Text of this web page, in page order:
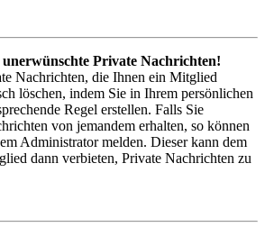
Private Nachrichten!
Nachrichten, die Ihnen ein Mitglied
löschen, indem Sie in Ihrem persönlichen
Regel erstellen. Falls Sie
von jemandem erhalten, so können
Administrator melden. Dieser kann dem
dann verbieten, Private Nachrichten zu